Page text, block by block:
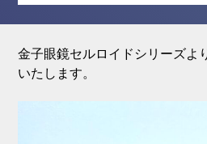
金子眼鏡セルロイドシリーズよ
いたします。